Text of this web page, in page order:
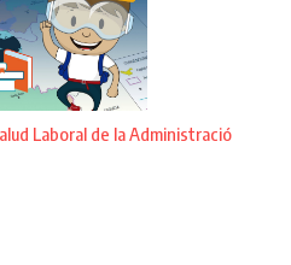
Laboral de la Administració